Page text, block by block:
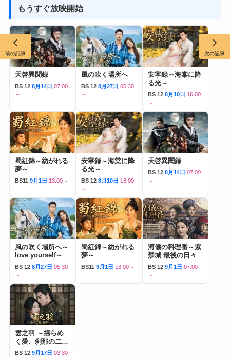
もうすぐ放映開始
天啓異聞録
BS 12 8月14日 07:00
～
風の吹く場所へ
BS 12 8月27日 05:30
～
安寧録～海棠に降
る光～
BS 12 8月10日 16:00
～
蜀紅錦～紡がれる
夢～
BS11 9月1日 13:00～
安寧録～海棠に降
る光～
BS 12 8月10日 16:00
～
天啓異聞録
BS 12 8月14日 07:00
～
風の吹く場所へ～
love yourself～
BS 12 8月27日 05:30
～
蜀紅錦～紡がれる
夢～
BS11 9月1日 13:00～
溥儀の料理番～紫
禁城 最後の日々
BS 12 9月1日 07:00
～
雲之羽 ～揺らめ
く愛、刹那の二人
～
BS 12 9月17日 03:30
前の記事 次の記事